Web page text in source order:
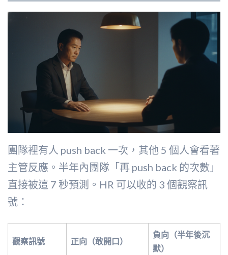
團隊裡有人 push back 一次，其他 5 個人會看著
主管反應。半年內團隊「再 push back 的次數」
直接被這 7 秒預測。HR 可以收的 3 個觀察訊
號：
觀察訊號 正向（敢開口）
負向（半年後沉
默）